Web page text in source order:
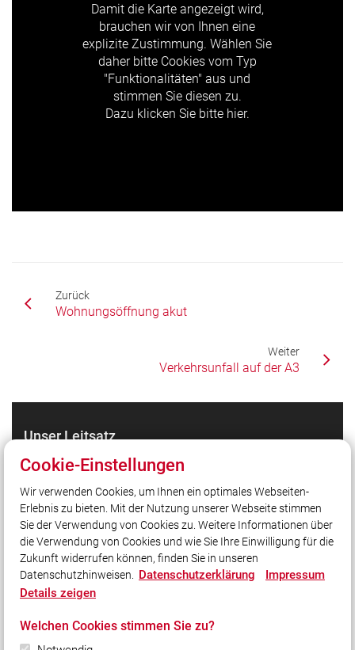
Damit die Karte angezeigt wird,
brauchen wir von Ihnen eine
explizite Zustimmung. Wählen Sie
daher bitte Cookies vom Typ
"Funktionalitäten" aus und
stimmen Sie diesen zu.
Dazu klicken Sie bitte hier.
Zurück
Wohnungsöffnung akut
Weiter
Verkehrsunfall auf der A3
Unser Leitsatz
Wir sind für Sie da! Rund um die Uhr!
Quicklinks
KFV Nürnberger Land
Social Media
Bleiben Sie mit uns in Kontakt und vernetzen Sie sich
Cookie-Einstellungen
Wir verwenden Cookies, um Ihnen ein optimales Webseiten-
Erlebnis zu bieten. Mit der Nutzung unserer Webseite stimmen
Sie der Verwendung von Cookies zu. Weitere Informationen über
die Verwendung von Cookies und wie Sie Ihre Einwilligung für die
Zukunft widerrufen können, finden Sie in unseren
Datenschutzhinweisen. Datenschutzerklärung
Impressum
Details zeigen
Welchen Cookies stimmen Sie zu?